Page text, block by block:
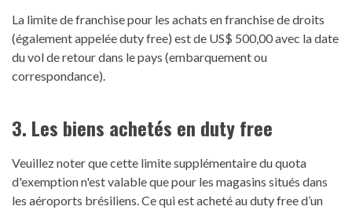
La limite de franchise pour les achats en franchise de droits
(également appelée duty free) est de US$ 500,00 avec la date
du vol de retour dans le pays (embarquement ou
correspondance).
3. Les biens achetés en duty free
Veuillez noter que cette limite supplémentaire du quota
d'exemption n'est valable que pour les magasins situés dans
les aéroports brésiliens. Ce qui est acheté au duty free d’un